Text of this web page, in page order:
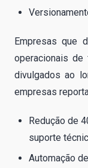
Empresas que
operacionais de
divulgados ao
empresas
Redução de
suporte
Automação